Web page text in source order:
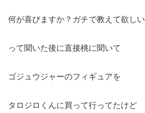
何が喜びますか？ガチで教えて欲しい
って聞いた後に直接桃に聞いて
ゴジュウジャーのフィギュアを
タロジロくんに買って行ってたけど